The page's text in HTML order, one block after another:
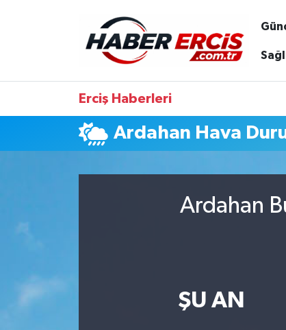
Erciş Haberleri
Ardahan Hava
Ardahan
ŞU AN